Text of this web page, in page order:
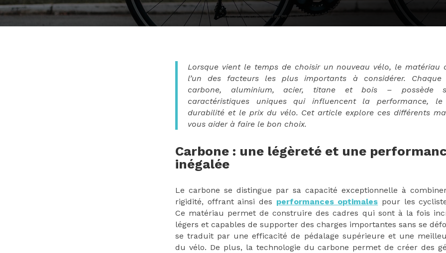
Lorsque vient le temps de choisir un nouveau vélo, le matériau
l’un des facteurs les plus importants à considérer.
carbone, aluminium, acier, titane et bois – possède
caractéristiques uniques qui influencent la performance,
durabilité et le prix du vélo. Cet article explore ces différents
vous aider à faire le bon choix.
Carbone : une légèreté et une
inégalée
Le carbone se distingue par sa capacité exceptionnelle à
rigidité, offrant ainsi des performances optimales pour les
Ce matériau permet de construire des cadres qui sont à la fois
légers et capables de supporter des charges importantes sans se
se traduit par une efficacité de pédalage supérieure et une
du vélo. De plus, la technologie du carbone permet de créer des